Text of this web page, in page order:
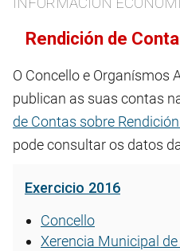
Rendición de
O Concello e Organísmos
publican as suas contas
de Contas sobre
pode consultar os datos
Exercicio 2016
Concello
Xerencia Municipal